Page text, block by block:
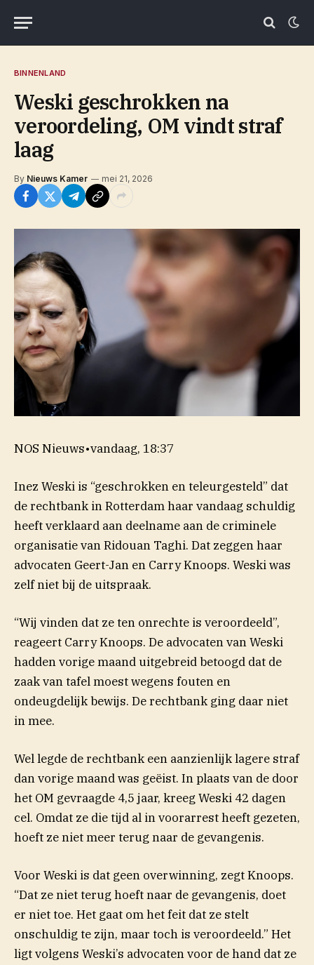
BINNENLAND
Weski geschrokken na
veroordeling, OM vindt straf
laag
By Nieuws Kamer mei 21, 2026
NOS Nieuws•vandaag, 18:37
Inez Weski is “geschrokken en teleurgesteld” dat
de rechtbank in Rotterdam haar vandaag schuldig
heeft verklaard aan deelname aan de criminele
organisatie van Ridouan Taghi. Dat zeggen haar
advocaten Geert-Jan en Carry Knoops. Weski was
zelf niet bij de uitspraak.
“Wij vinden dat ze ten onrechte is veroordeeld”,
reageert Carry Knoops. De advocaten van Weski
hadden vorige maand uitgebreid betoogd dat de
zaak van tafel moest wegens fouten en
ondeugdelijk bewijs. De rechtbank ging daar niet
in mee.
Wel legde de rechtbank een aanzienlijk lagere straf
dan vorige maand was geëist. In plaats van de door
het OM gevraagde 4,5 jaar, kreeg Weski 42 dagen
cel. Omdat ze die tijd al in voorarrest heeft gezeten,
hoeft ze niet meer terug naar de gevangenis.
Voor Weski is dat geen overwinning, zegt Knoops.
“Dat ze niet terug hoeft naar de gevangenis, doet
er niet toe. Het gaat om het feit dat ze stelt
onschuldig te zijn, maar toch is veroordeeld.” Het
ligt volgens Weski’s advocaten voor de hand dat ze